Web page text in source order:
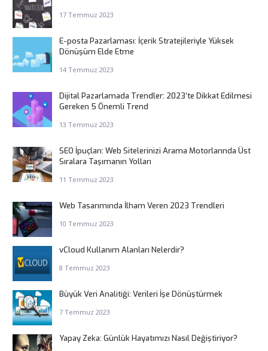
17 Temmuz 2023
E-posta Pazarlaması: İçerik Stratejileriyle Yüksek
Dönüşüm Elde Etme
14 Temmuz 2023
Dijital Pazarlamada Trendler: 2023’te Dikkat Edilmesi
Gereken 5 Önemli Trend
13 Temmuz 2023
SEO İpuçları: Web Sitelerinizi Arama Motorlarında Üst
Sıralara Taşımanın Yolları
11 Temmuz 2023
Web Tasarımında İlham Veren 2023 Trendleri
10 Temmuz 2023
vCloud Kullanım Alanları Nelerdir?
8 Temmuz 2023
Büyük Veri Analitiği: Verileri İşe Dönüştürmek
7 Temmuz 2023
Yapay Zeka: Günlük Hayatımızı Nasıl Değiştiriyor?